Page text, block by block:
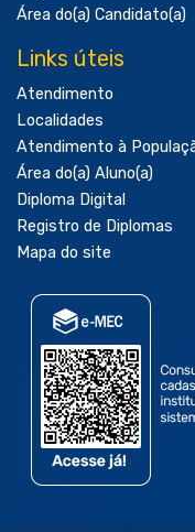
Área do(a) Candidato(a)
Links úteis
Atendimento
Localidades
Atendimento à
Área do(a) Aluno(a)
Diploma Digital
Registro de Diplomas
Mapa do site